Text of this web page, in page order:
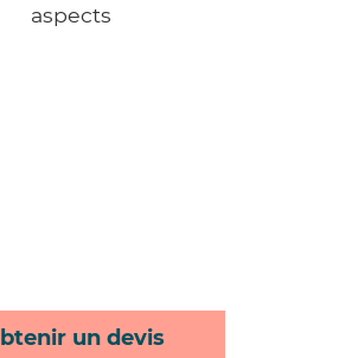
aspects
un devis